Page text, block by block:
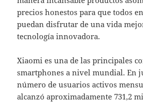
precios honestos para que todos
puedan disfrutar de una vida
tecnología innovadora.
Xiaomi es una de las principales
smartphones a nivel mundial. En
número de usuarios activos
alcanzó aproximadamente 731,2